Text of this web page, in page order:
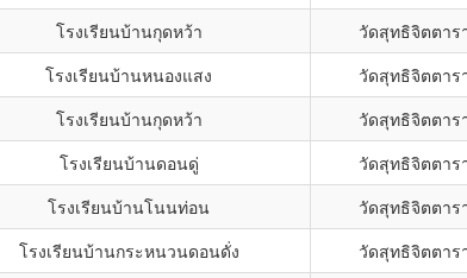
โรงเรียนบ้านกุดหว้า วัดสุทธิจิตตาร
โรงเรียนบ้านหนองแสง วัดสุทธิจิตตาร
โรงเรียนบ้านกุดหว้า วัดสุทธิจิตตาร
โรงเรียนบ้านดอนดู่ วัดสุทธิจิตตาร
โรงเรียนบ้านโนนท่อน วัดสุทธิจิตตาร
โรงเรียนบ้านกระหนวนดอนดั่ง วัดสุทธิจิตตาร